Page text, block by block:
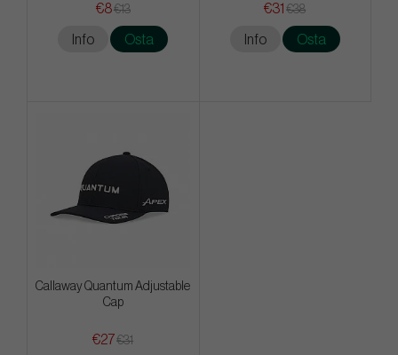
€8€13
Info Osta
€31 €38
Info Osta
Callaway Quantum Adjustable
Cap
€27€31